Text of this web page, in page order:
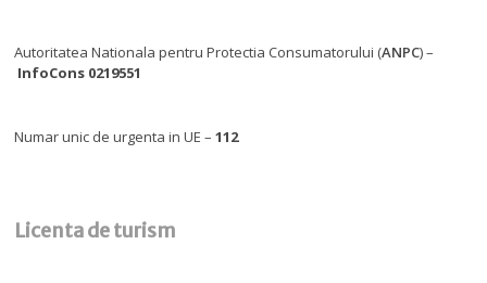
Autoritatea Nationala pentru Protectia Consumatorului (ANPC) –
InfoCons 0219551
Numar unic de urgenta in UE –112
Licenta de turism